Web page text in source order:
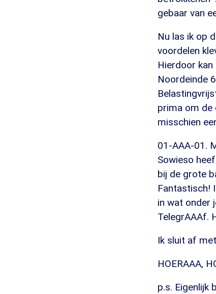
gebaar van
Nu las ik op
voordelen
Hierdoor
Noordeinde
prima om de
misschien
01-AAA-01.
Sowieso
bij de grote
Fantastisch!
in wat onder
TelegrAAAf.
Ik sluit af
HOERAAA,
p.s. Eigenlijk